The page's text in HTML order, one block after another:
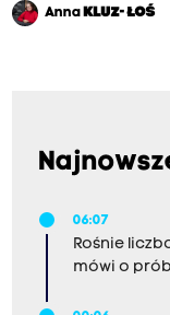
Anna KLUZ- ŁOŚ
06:07
Rośnie
mówi o